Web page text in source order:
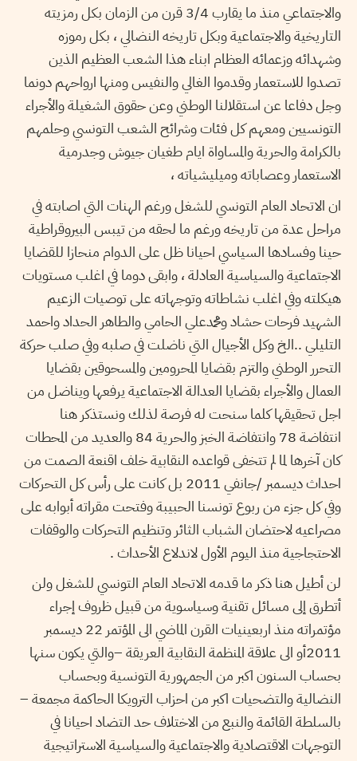
والاجتماعي منذ ما يقارب 3/4 قرن من الزمان بكل رمزيته
التاريخية والاجتماعية وبكل تاريخه النضالي ، بكل رموزه
وشهدائه وزعمائه العظام ابناء هذا الشعب العظيم الذين
تصدوا للاستعمار وقدموا الغالي والنفيس ومنها ارواحهم دونما
وجل دفاعا عن استقلالنا الوطني وعن حقوق الشغيلة والأجراء
التونسيين ومعهم كل فئات وشرائح الشعب التونسي وحلمهم
بالكرامة والحرية والمساواة ايام طغيان جيوش وجدرمية
الاستعمار وعصاباته وميليشياته ،
ان الاتحاد العام التونسي للشغل ورغم الهنات التي اصابته في
مراحل عدة من تاريخه ورغم ما لحقه من تيبس البيروقراطية
حينا وفسادها السياسي احيانا ظل على الدوام منحازا للقضايا
الاجتماعية والسياسية العادلة ، وابقى دوما في اغلب مستويات
هيكلته وفي اغلب نشاطاته وتوجهاته على توصيات الزعيم
الشهيد فرحات حشاد ومحمدعلي الحامي والطاهر الحداد واحمد
التليلي ..الخ وكل الأجيال التي ناضلت في صلبه وفي صلب حركة
التحرر الوطني والتزم بقضايا المحرومين والمسحوقين بقضايا
العمال والأجراء بقضايا العدالة الاجتماعية يرفعها ويناضل من
اجل تحقيقها كلما سنحت له فرصة لذلك ونستذكر هنا
انتفاضة 78 وانتفاضة الخبز والحرية 84 والعديد من المحطات
كان آخرها لما لم تتخفى قواعده النقابية خلف اقنعة الصمت من
احداث ديسمبر /جانفي 2011 بل كانت على رأس كل التحركات
وفي كل جزء من ربوع تونسنا الحبيبة وفتحت مقراته أبوابه على
مصراعيه لاحتضان الشباب الثائر وتنظيم التحركات والوقفات
الاحتجاجية منذ اليوم الأول لاندلاع الأحداث .
لن أطيل هنا ذكر ما قدمه الاتحاد العام التونسي للشغل ولن
أتطرق إلى مسائل تقنية وسياسوية من قبيل ظروف إجراء
مؤتمراته منذ اربعينيات القرن الماضي الى المؤتمر 22 ديسمبر
2011أو الى علاقة المنظمة النقابية العريقة –والتي يكون سنها
بحساب السنون اكبر من الجمهورية التونسية وبحساب
النضالية والتضحيات اكبر من احزاب الترويكا الحاكمة مجمعة –
بالسلطة القائمة والنبع من الاختلاف حد التضاد احيانا في
التوجهات الاقتصادية والاجتماعية والسياسية الاستراتيجية